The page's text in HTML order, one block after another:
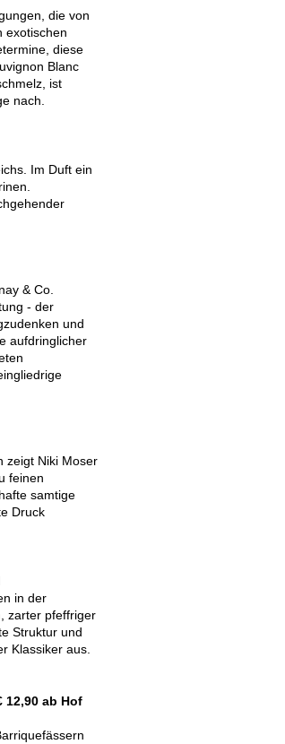
die von
exotischen
diese
Blanc
ist
nach.
Im Duft ein
& Co.
- der
und
aufdringlicher
zeigt Niki Moser
feinen
samtige
Druck
in der
zarter pfeffriger
Struktur und
Klassiker aus.
12,90 ab Hof